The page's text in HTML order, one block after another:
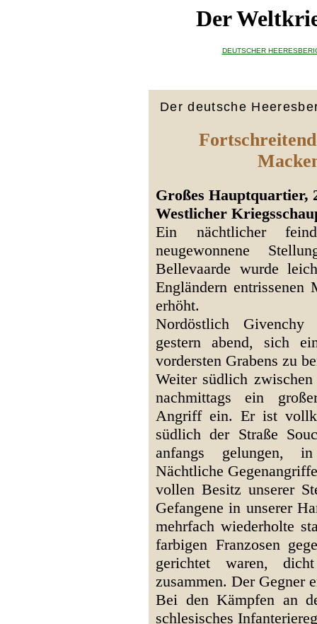
Der
DEUTSCHER
Der deutsche
Großes Hauptquartier,
Westlicher
Ein nächtlicher
neugewonnene
Bellevaarde wurde
Engländern entrissenen
erhöht.
Nordöstlich Givenchy
gestern abend, sich
vordersten Grabens zu
Weiter südlich
nachmittags ein
Angriff ein. Er ist
südlich der Straße
anfangs gelungen,
Nächtliche
vollen Besitz unserer
Gefangene in unserer
mehrfach wiederholte
farbigen Franzosen
gerichtet waren,
zusammen. Der Gegner
Bei den Kämpfen an
schlesisches